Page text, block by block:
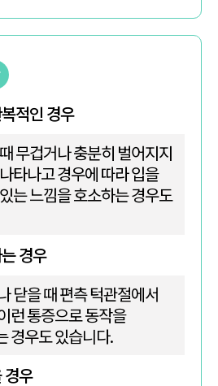
적인 경우
무겁거나 충분히 벌어지지
타나고 경우에 따라 입을
는 느낌을 호소하는 경우도
경우
닫을 때 편측 턱관절에서
런 통증으로 동작을
경우도 있습니다.
경우